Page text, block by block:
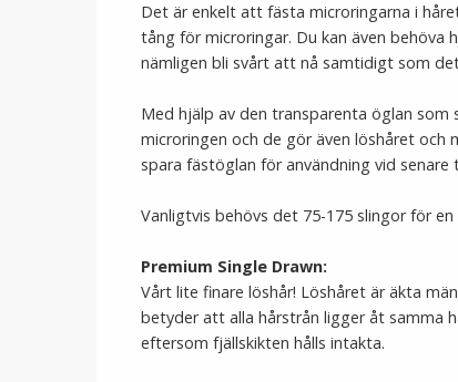
Det är enkelt att fästa microringarna i
tång för microringar. Du kan även
nämligen bli svårt att nå samtidigt som
Med hjälp av den transparenta öglan
microringen och de gör även löshåret och
spara fästöglan för användning vid senare
Vanligtvis behövs det 75-175 slingor för
Premium Single Drawn:
Vårt lite finare löshår! Löshåret är äkta
betyder att alla hårstrån ligger åt samma
eftersom fjällskikten hålls intakta.